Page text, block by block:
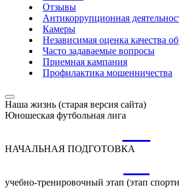
Отзывы
Антикоррупционная
Камеры
Независимая оценка качества
Часто задаваемые вопросы
Приемная кампания
Профилактика мошенничества
Наша жизнь (старая версия сайта)
Юношеская футбольная лига
НАЧАЛЬНАЯ ПОДГОТОВКА
учебно-тренировочный этап (этап